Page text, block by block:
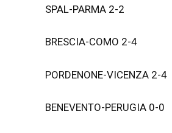
SPAL-PARMA 2-2
BRESCIA-COMO 2-4
PORDENONE-VICENZA 2-4
BENEVENTO-PERUGIA 0-0